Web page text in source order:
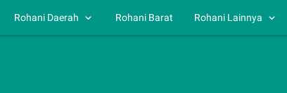
Rohani Daerah Rohani Barat Rohani Lainnya